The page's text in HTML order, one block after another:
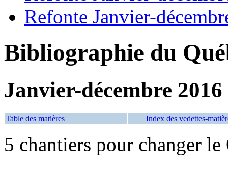
Refonte Janvier-
Bibliographie du
Janvier-décembre 2016
Table des matières Index des vedettes-
5 chantiers pour changer le